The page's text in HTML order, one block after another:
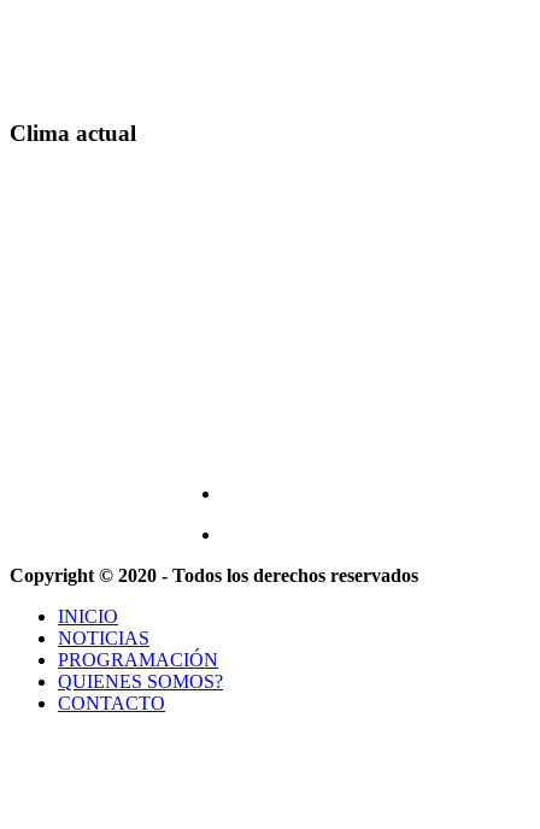
Clima actual
Copyright © 2020 - Todos los derechos reservados
INICIO
NOTICIAS
PROGRAMACIÓN
QUIENES SOMOS?
CONTACTO